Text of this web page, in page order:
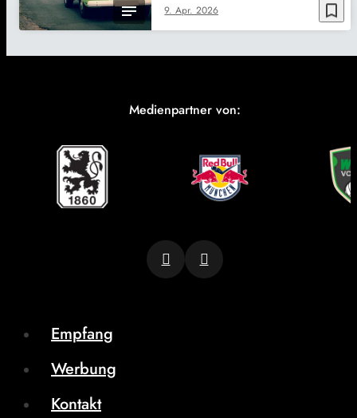
bookmark_border
9. Apr. 2026
Medienpartner von:
Empfang
Werbung
Kontakt